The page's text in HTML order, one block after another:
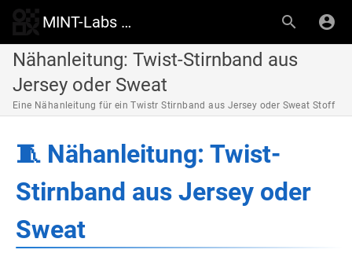
MINT-Labs Wiki
Nähanleitung: Twist-Stirnband aus
Jersey oder Sweat
Eine Nähanleitung für ein Twistr Stirnband aus Jersey oder Sweat Stoff
🧵 Nähanleitung: Twist-
Stirnband aus Jersey oder
Sweat